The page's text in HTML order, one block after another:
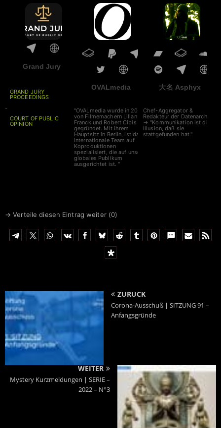
■ Ukraine-Krieg, Donald Trump,
CDU, AfD uvw.
Grand Jury
GRAND JURY
PROCEEDINGS
-
COURT OF PUBLIC
OPINION
OVALmedia
"OVALmedia wurde in 2002
von Filmemachern Lilian
Franck und Robert Cibis
gegründet. Mit ihrem
Hauptsitz in Berlin, ist das
internationale Team auf
Koproduktionen
spezialisiert, die auf unser
globales Publikum
ausgerichtet ist. "
大名 Asphyx
Chef-Aggregator &
Redakteur der Datenarche
→ "Kommunikation ist die
Illusion, daß sie
stattgefunden hat."
→ Verteile diesen Eintrag weiter (0)
ZURÜCK
Corona-Ausschuß | SITZUNG 91 –
Anfangsgründe
WEITER
Mystery Kurzmeldungen | SERIE –
2022 – N°3